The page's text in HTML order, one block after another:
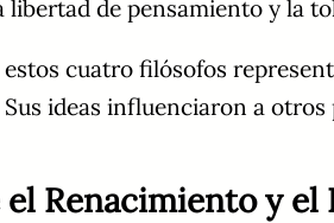
libertad de pensamiento y la
cuatro filósofos
ideas influenciaron a
el Renacimiento y